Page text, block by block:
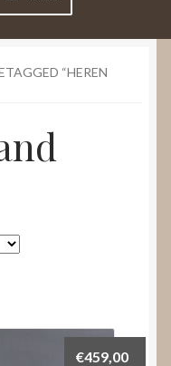
“HEREN
€459,00